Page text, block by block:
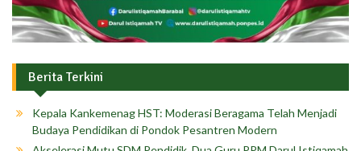
Berita Terkini
Kepala Kankemenag HST: Moderasi Beragama Telah Menjadi
Budaya Pendidikan di Pondok Pesantren Modern